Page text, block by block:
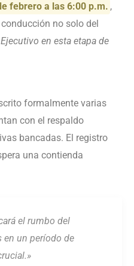
febrero a las 6:00 p.m. ,
no solo del
Ejecutivo en esta etapa de
formalmente varias
con el respaldo
bancadas. El registro
una contienda
el rumbo del
en un período de